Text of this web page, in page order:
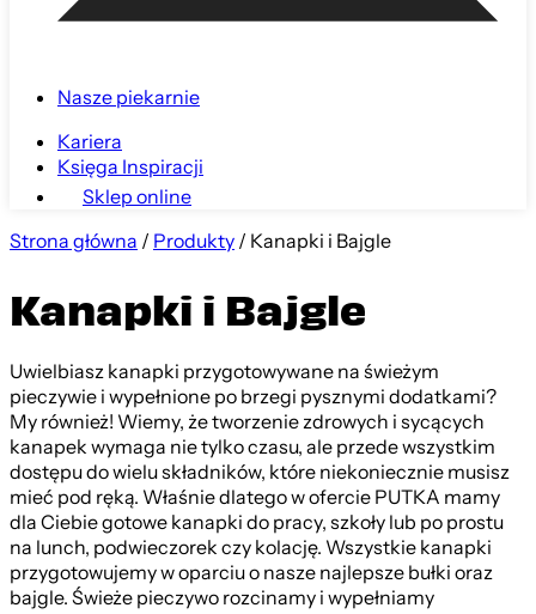
Nasze piekarnie
Kariera
Księga Inspiracji
Sklep online
Strona główna / Produkty/ Kanapki i Bajgle
Kanapki i Bajgle
Uwielbiasz kanapki przygotowywane na świeżym
pieczywie i wypełnione po brzegi pysznymi dodatkami?
My również! Wiemy, że tworzenie zdrowych i sycących
kanapek wymaga nie tylko czasu, ale przede wszystkim
dostępu do wielu składników, które niekoniecznie musisz
mieć pod ręką. Właśnie dlatego w ofercie PUTKA mamy
dla Ciebie gotowe kanapki do pracy, szkoły lub po prostu
na lunch, podwieczorek czy kolację. Wszystkie kanapki
przygotowujemy w oparciu o nasze najlepsze bułki oraz
bajgle. Świeże pieczywo rozcinamy i wypełniamy